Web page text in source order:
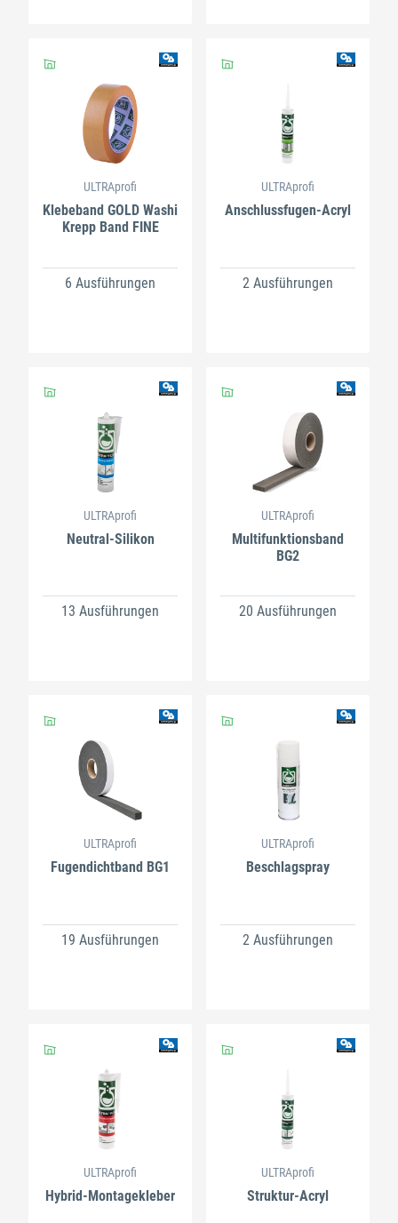
ULTRAprofi
Klebeband GOLD Washi
Krepp Band FINE
6 Ausführungen
ULTRAprofi
Anschlussfugen-Acryl
2 Ausführungen
ULTRAprofi
Neutral-Silikon
13 Ausführungen
ULTRAprofi
Multifunktionsband
BG2
20 Ausführungen
ULTRAprofi
Fugendichtband BG1
19 Ausführungen
ULTRAprofi
Beschlagspray
2 Ausführungen
ULTRAprofi
Hybrid-Montagekleber
ULTRAprofi
Struktur-Acryl